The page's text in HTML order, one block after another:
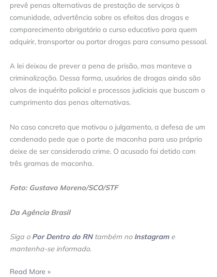
prevê penas alternativas de prestação de serviços à
comunidade, advertência sobre os efeitos das drogas e
comparecimento obrigatório a curso educativo para quem
adquirir, transportar ou portar drogas para consumo pessoal.
A lei deixou de prever a pena de prisão, mas manteve a
criminalização. Dessa forma, usuários de drogas ainda são
alvos de inquérito policial e processos judiciais que buscam o
cumprimento das penas alternativas.
No caso concreto que motivou o julgamento, a defesa de um
condenado pede que o porte de maconha para uso próprio
deixe de ser considerado crime. O acusado foi detido com
três gramas de maconha.
Foto: Gustavo Moreno/SCO/STF
Da Agência Brasil
Siga o Por Dentro do RNtambém no Instagrame
mantenha-se informado.
Read More »